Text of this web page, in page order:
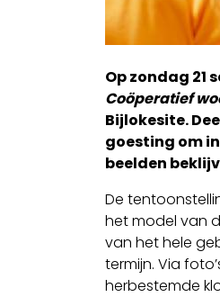
Op zondag 21
Coöperatief
Bijlokesite.
goesting om
beelden
De
het model van
van het hele
termijn. Via
herbestemde